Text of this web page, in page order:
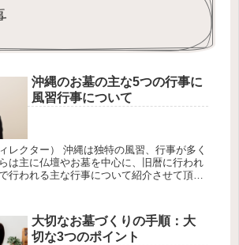
沖縄のお墓の主な5つの行事に
風習行事について
レクター） 沖縄は独特の風習、行事が多く
は主に仏壇やお墓を中心に、旧暦に行われ
行われる主な行事について紹介させて頂き
大切なお墓づくりの手順：大
切な3つのポイント